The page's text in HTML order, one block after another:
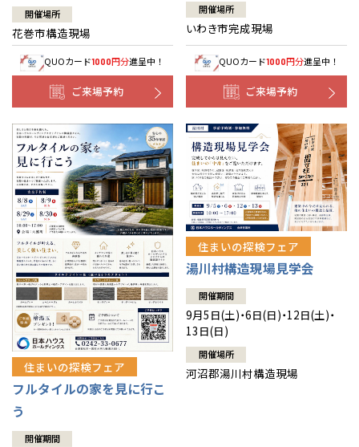
開催場所
花巻市構造現場
QUOカード1000円分進呈中！
ご来場予約
開催場所
いわき市完成現場
QUOカード1000円分進呈中！
ご来場予約
住まいの探検フェア
フルタイルの家を見に行こ
う
開催期間
住まいの探検フェア
湯川村構造現場見学会
開催期間
9月5日(土)・6日(日)・12日(土)・
13日(日)
開催場所
河沼郡湯川村構造現場